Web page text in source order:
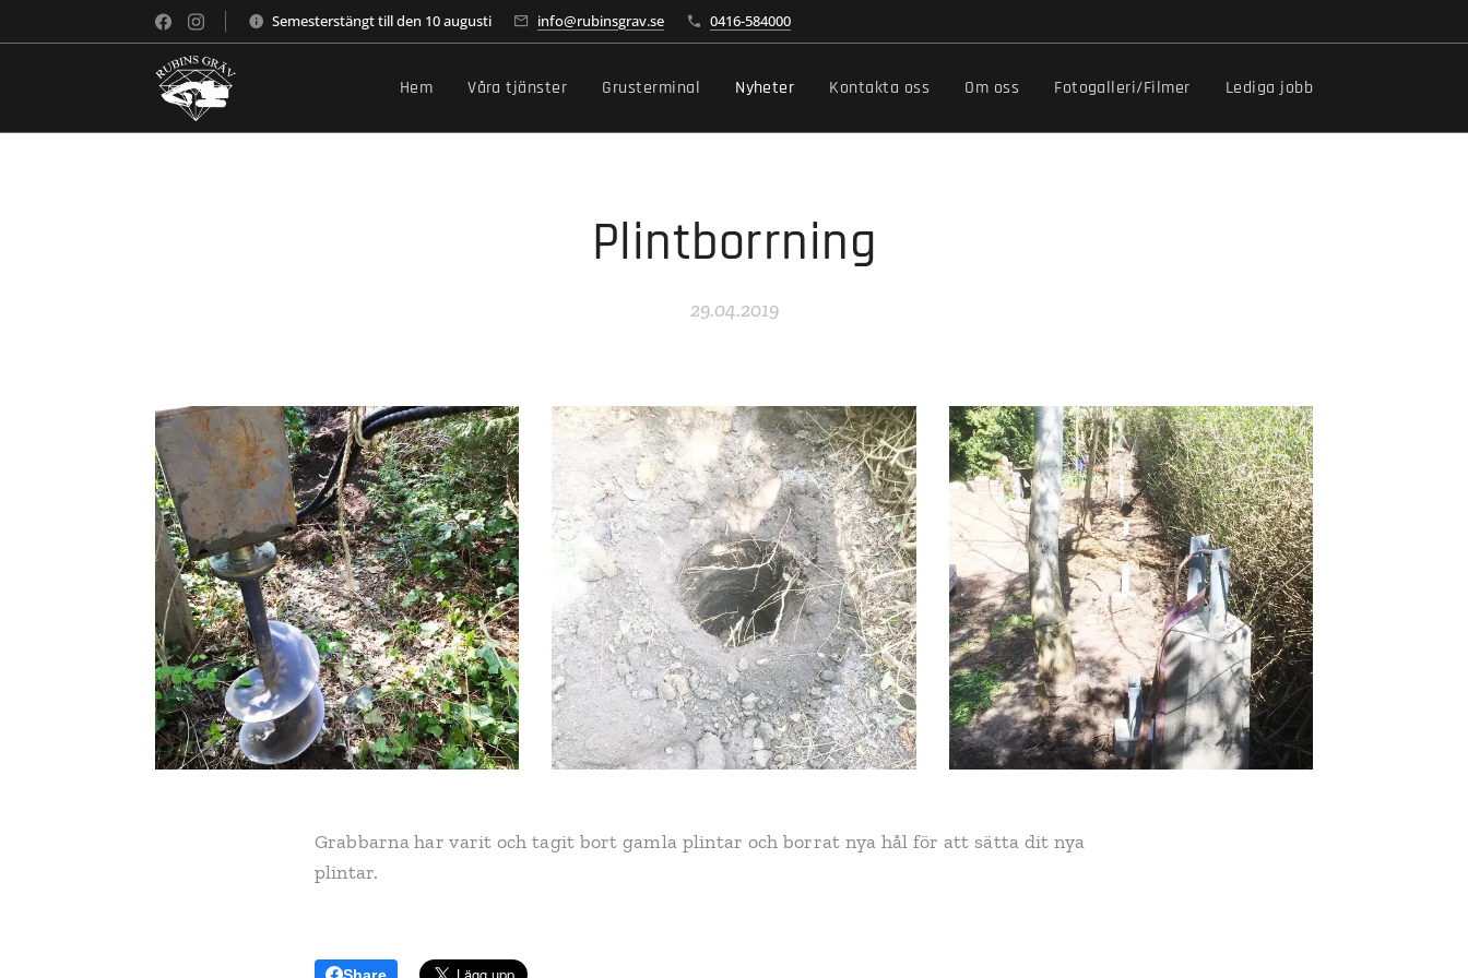
Semesterstängt till den 10 augusti info@rubinsgrav.se 0416-584000
Hem Våra tjänster Grusterminal Nyheter Kontakta oss Om oss Fotogalleri/Filmer Lediga jobb
Plintborrning
29.04.2019
Grabbarna har varit och tagit bort gamla plintar och borrat nya hål för att sätta dit nya
plintar.